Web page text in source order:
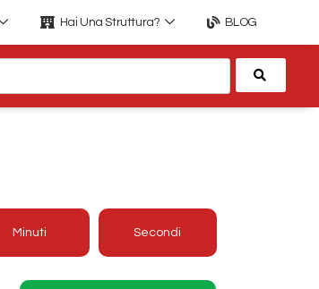
Hai Una Struttura? BLOG
Minuti Secondi